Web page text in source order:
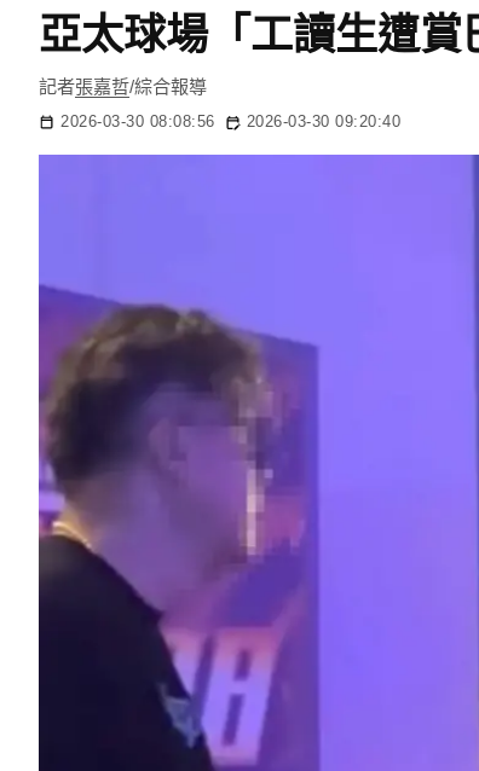
亞太球場「工讀生遭
記者張嘉哲/綜合報導
2026-03-30 08:08:56 2026-03-30 09:20:40